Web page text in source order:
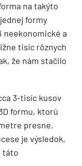
na takýto
formy
neekonomické a
tisíc rôznych
že nám stačilo
3-tisíc kusov
formu, ktorú
presne.
je výsledok,
táto